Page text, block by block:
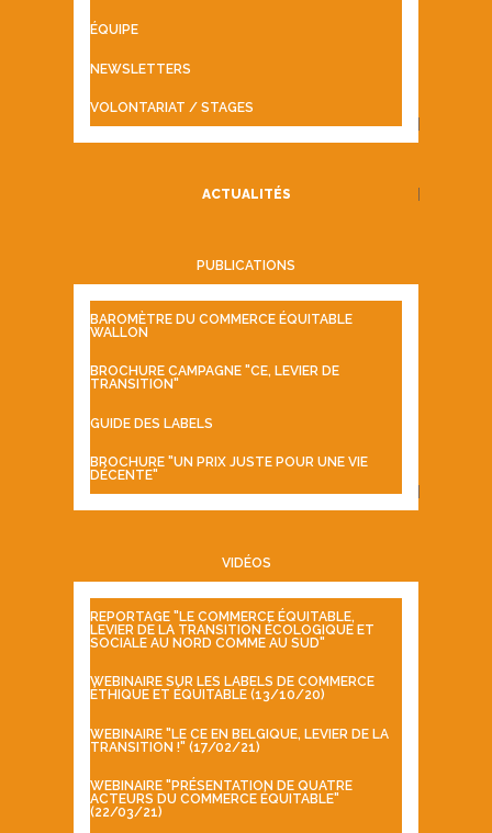
ÉQUIPE
NEWSLETTERS
VOLONTARIAT / STAGES
ACTUALITÉS
PUBLICATIONS
BAROMÈTRE DU COMMERCE ÉQUITABLE
WALLON
BROCHURE CAMPAGNE "CE, LEVIER DE
TRANSITION"
GUIDE DES LABELS
BROCHURE "UN PRIX JUSTE POUR UNE VIE
DÉCENTE"
VIDÉOS
REPORTAGE "LE COMMERCE ÉQUITABLE,
LEVIER DE LA TRANSITION ÉCOLOGIQUE ET
SOCIALE AU NORD COMME AU SUD"
WEBINAIRE SUR LES LABELS DE COMMERCE
ÉTHIQUE ET ÉQUITABLE (13/10/20)
WEBINAIRE "LE CE EN BELGIQUE, LEVIER DE LA
TRANSITION !" (17/02/21)
WEBINAIRE "PRÉSENTATION DE QUATRE
ACTEURS DU COMMERCE ÉQUITABLE"
(22/03/21)